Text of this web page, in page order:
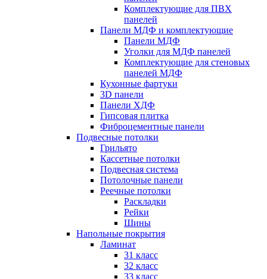
Комплектующие для ПВХ
панелей
Панели МДФ и комплектующие
Панели МДФ
Уголки для МДФ панелей
Комплектующие для стеновых
панелей МДФ
Кухонные фартуки
3D панели
Панели ХДФ
Гипсовая плитка
Фиброцементные панели
Подвесные потолки
Грильято
Кассетные потолки
Подвесная система
Потолочные панели
Реечные потолки
Раскладки
Рейки
Шины
Напольные покрытия
Ламинат
31 класс
32 класс
33 класс